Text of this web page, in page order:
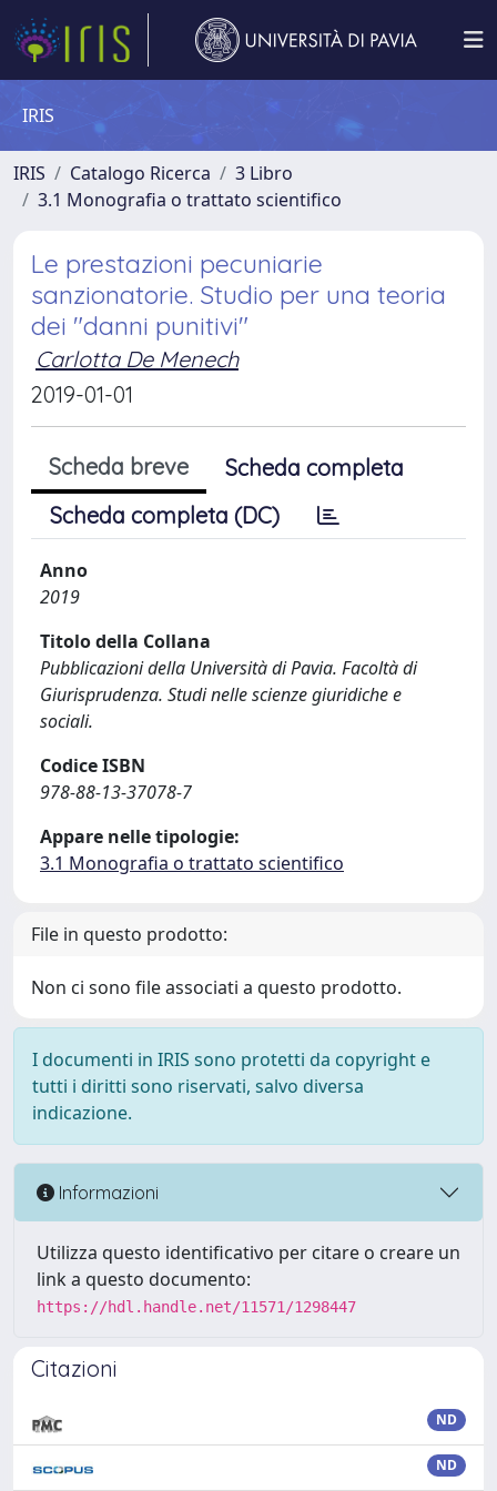
IRIS
IRIS Catalogo Ricerca
3 Libro
3.1 Monografia o trattato scientifico
Le prestazioni pecuniarie
sanzionatorie. Studio per una teoria
dei "danni punitivi"
Carlotta De Menech
2019-01-01
Scheda breve
Scheda completa
Scheda completa (DC)
Anno
2019
Titolo della Collana
Pubblicazioni della Università di Pavia. Facoltà di
Giurisprudenza. Studi nelle scienze giuridiche e
sociali.
Codice ISBN
978-88-13-37078-7
Appare nelle tipologie:
3.1 Monografia o trattato scientifico
File in questo prodotto:
Non ci sono file associati a questo prodotto.
I documenti in IRIS sono protetti da copyright e
tutti i diritti sono riservati, salvo diversa
indicazione.
Informazioni
Utilizza questo identificativo per citare o creare un
link a questo documento:
https://hdl.handle.net/11571/1298447
Citazioni
ND
ND